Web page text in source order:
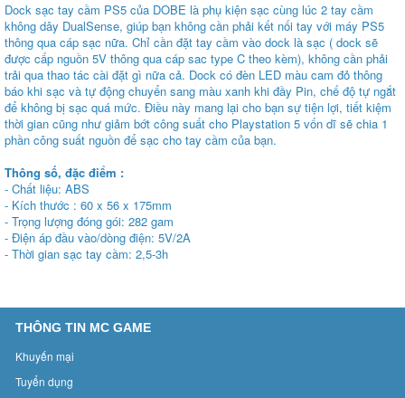
Dock sạc tay cầm PS5 của DOBE là phụ kiện sạc cùng lúc 2 tay cầm
không dây DualSense, giúp bạn không cần phải kết nối tay với máy PS5
thông qua cáp sạc nữa. Chỉ cần đặt tay cầm vào dock là sạc ( dock sẽ
được cấp nguồn 5V thông qua cáp sac type C theo kèm), không cần phải
trải qua thao tác cài đặt gì nữa cả. Dock có đèn LED màu cam đỏ thông
báo khi sạc và tự động chuyển sang màu xanh khi đầy Pin, chế độ tự ngắt
để không bị sạc quá mức. Điều này mang lại cho bạn sự tiện lợi, tiết kiệm
thời gian cũng như giảm bớt công suất cho Playstation 5 vốn dĩ sẽ chia 1
phần công suất nguồn để sạc cho tay cầm của bạn.
Thông số, đặc điểm :
- Chất liệu: ABS
- Kích thước : 60 x 56 x 175mm
- Trọng lượng đóng gói: 282 gam
- Điện áp đầu vào/dòng điện: 5V/2A
- Thời gian sạc tay cầm: 2,5-3h
THÔNG TIN MC GAME
Khuyến mại
Tuyển dụng